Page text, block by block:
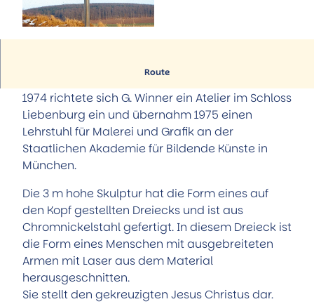
Führungen
Museum Portal zur Geschichte
StadtMuseum
Künstler & Ausstellungen
Kunst unter freiem Himmel
Alle Themen
Trinkbrunnenhäuschen der Sole-Quelle
Natur-Solefreibad
Aktiv & Familie
Wandern
Natur-Solefreibad
Flugplatz
Pony-Gestüt
Kino
Tourist-Information
Stellenausschreibungen
Prospekte
Öffentliche Toiletten
Stadtplan
Aktuelles
Anreise
Team
Route
Informationen zur Skulptur und zum Künstler
1974 richtete sich G. Winner ein Atelier im Schloss
Liebenburg ein und übernahm 1975 einen
Lehrstuhl für Malerei und Grafik an der
Staatlichen Akademie für Bildende Künste in
München.
Die 3 m hohe Skulptur hat die Form eines auf
den Kopf gestellten Dreiecks und ist aus
Chromnickelstahl gefertigt. In diesem Dreieck ist
die Form eines Menschen mit ausgebreiteten
Armen mit Laser aus dem Material
herausgeschnitten.
Sie stellt den gekreuzigten Jesus Christus dar.